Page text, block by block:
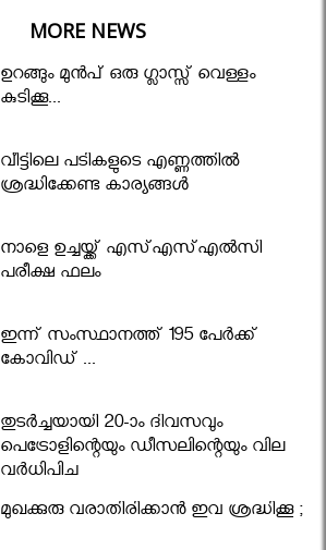
MORE NEWS
ഉറങ്ങും മുന്‍പ് ഒരു ഗ്ലാസ്സ് വെള്ളം
കുടിക്കൂ...
വീട്ടിലെ പടികളുടെ എണ്ണത്തിൽ
ശ്രദ്ധിക്കേണ്ട കാര്യങ്ങൾ
നാളെ ഉച്ചയ്ക്ക് എസ്എസ്എല്‍സി
പരീക്ഷ ഫലം
ഇന്ന് സംസ്ഥാനത്ത് 195 പേര്‍ക്ക്
കോവിഡ് ...
തുടർച്ചയായി 20-ാം ദിവസവും
പെട്രോളിന്റെയും ഡീസലിന്റെയും വില
വര്‍ധിപ്പിച്ചു
മുഖക്കുരു വരാതിരിക്കാന്‍ ഇവ ശ്രദ്ധിക്കൂ ;